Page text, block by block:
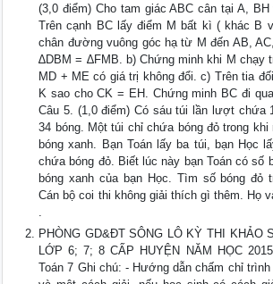
(3,0 điểm) Cho tam giác ABC cân tại A,
Trên cạnh BC lấy điểm M bất kì ( khác B
chân đường vuông góc hạ từ M đến AB,
∆DBM = ∆FMB. b) Chứng minh khi M chạy
MD + ME có giá trị không đổi. c) Trên tia
K sao cho CK = EH. Chứng minh BC đi
Câu 5. (1,0 điểm) Có sáu túi lần lượt chứa
34 bóng. Một túi chỉ chứa bóng đỏ trong
bóng xanh. Bạn Toán lấy ba túi, bạn Học
chứa bóng đỏ. Biết lúc này bạn Toán có số
bóng xanh của bạn Học. Tìm số bóng đỏ
Cán bộ coi thi không giải thích gì thêm. Họ
.
PHÒNG GD&ĐT SÔNG LÔ KỲ THI KHẢO
LỚP 6; 7; 8 CẤP HUYỆN NĂM HỌC
Toán 7 Ghi chú: - Hướng dẫn chấm chỉ